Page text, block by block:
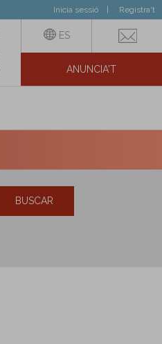
Inicia sessió Registra't
ES
ANUNCIA'T
BUSCAR